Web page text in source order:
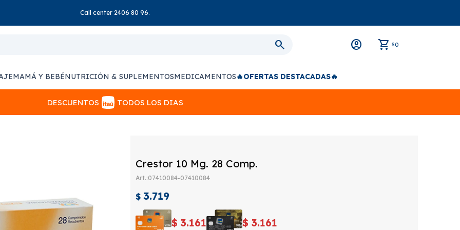
Call center 2406 80 96.
$0
MAMÁ Y BEBÉNUTRICIÓN & SUPLEMENTOSMEDICAMENTOS🔥OFERTAS DESTACADAS🔥
DESCUENTOS TODOS LOS DIAS
Crestor 10 Mg. 28 Comp.
07410084-07410084
$ 3.719
$ 3.161 $ 3.161